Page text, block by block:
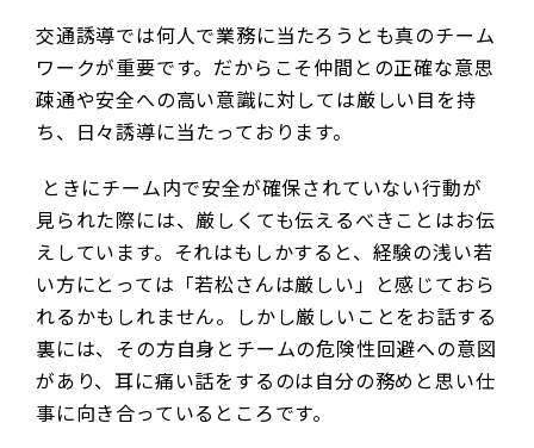
交通誘導では何人で業務に当たろうとも真のチーム
ワークが重要です。だからこそ仲間との正確な意思
疎通や安全への高い意識に対しては厳しい目を持
ち、日々誘導に当たっております。
ときにチーム内で安全が確保されていない行動が
見られた際には、厳しくても伝えるべきことはお伝
えしています。それはもしかすると、経験の浅い若
い方にとっては「若松さんは厳しい」と感じておら
れるかもしれません。しかし厳しいことをお話する
裏には、その方自身とチームの危険性回避への意図
があり、耳に痛い話をするのは自分の務めと思い仕
事に向き合っているところです。